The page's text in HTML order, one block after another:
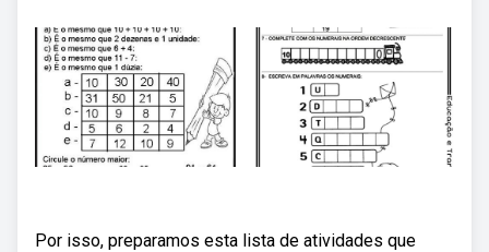
Por isso, preparamos esta lista de atividades que